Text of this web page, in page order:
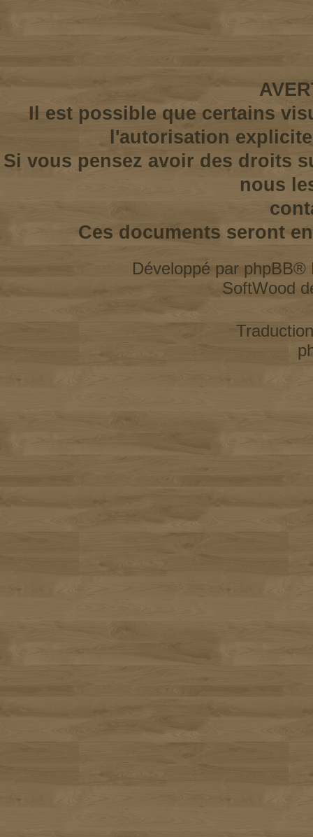
Il est possible que certains
l'autorisation
Si vous pensez avoir des droits
nous
Ces documents seront
Développé par phpBB®
SoftWood